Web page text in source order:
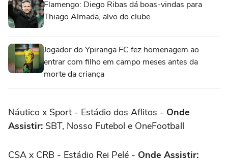
Flamengo: Diego Ribas dá boas-vindas para
Thiago Almada, alvo do clube
Jogador do Ypiranga FC fez homenagem ao
entrar com filho em campo meses antes da
morte da criança
Náutico x Sport - Estádio dos Aflitos - Onde
Assistir: SBT, Nosso Futebol e OneFootball
CSA x CRB - Estádio Rei Pelé - Onde Assistir: